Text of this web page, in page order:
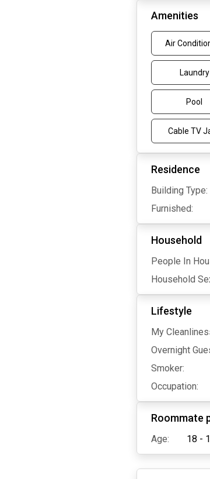
Amenities
Air
Laundry
Pool
Cable TV
Residence
Building Type:
Furnished:
Household
People In
Household
Lifestyle
My
Overnight
Smoker:
Occupation:
Roommate
Age: 18 -